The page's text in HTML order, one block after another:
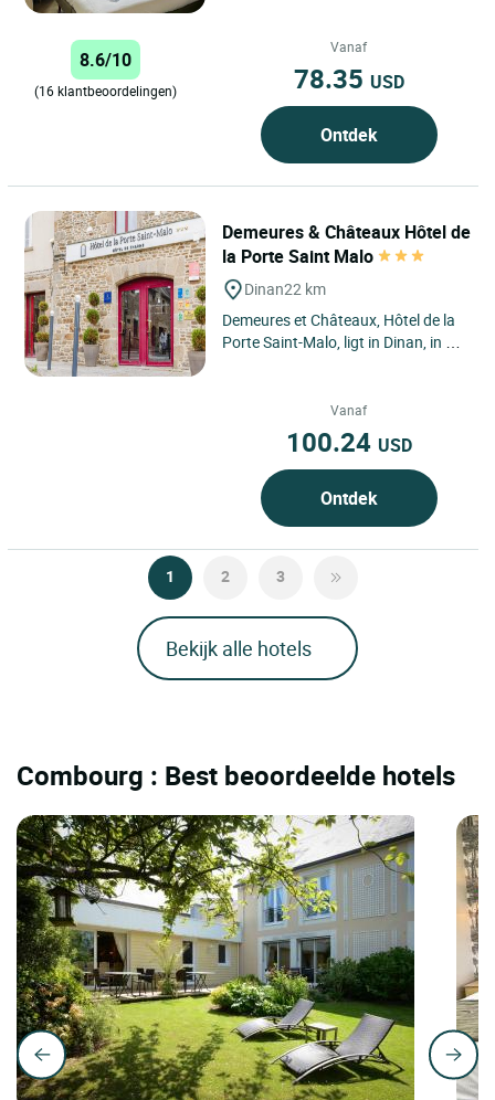
8.6/10
(16 klantbeoordelingen)
Vanaf
78.35 USD
Ontdek
Demeures & Châteaux Hôtel de
la Porte Saint Malo
Dinan22 km
Demeures et Châteaux, Hôtel de la
Porte Saint-Malo, ligt in Dinan, in de
Vanaf
100.24 USD
Ontdek
1 2 3
Bekijk alle hotels
Combourg : Best beoordeelde hotels